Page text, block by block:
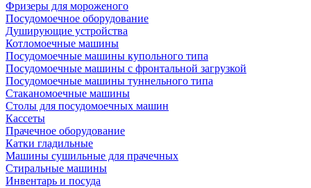
Фризеры для мороженого
Посудомоечное оборудование
Душирующие устройства
Котломоечные машины
Посудомоечные машины купольного типа
Посудомоечные машины с фронтальной загрузкой
Посудомоечные машины туннельного типа
Стаканомоечные машины
Столы для посудомоечных машин
Кассеты
Прачечное оборудование
Катки гладильные
Машины сушильные для прачечных
Стиральные машины
Инвентарь и посуда